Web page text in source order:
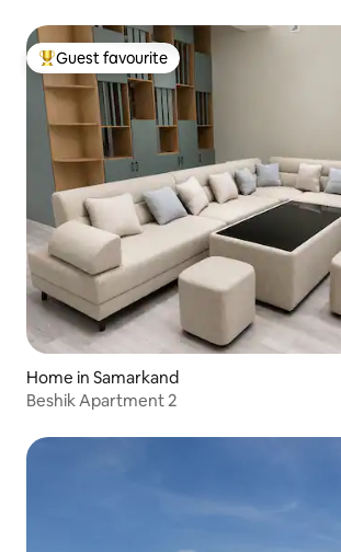
Top guest favourite
Guest favourite
Home in Samarkand
Beshik Apartment 2